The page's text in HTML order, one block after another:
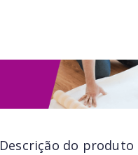
Descrição do produto